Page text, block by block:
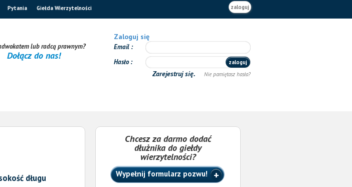
Pytania Giełda Wierzytelności zaloguj
lub radcą prawnym?
Dołącz do nas!
Zaloguj się
Email
Hasło
zaloguj
Zarejestruj się. Nie pamiętasz hasła?
długu
Chcesz za darmo dodać
dłużnika do giełdy
wierzytelności?
Wypełnij formularz pozwu!